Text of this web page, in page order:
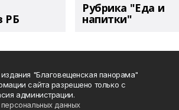
РБ
Рубрика "Еда и
напитки"
"Благовещенская панорама"
сайта разрешено только с
администрации.
данных